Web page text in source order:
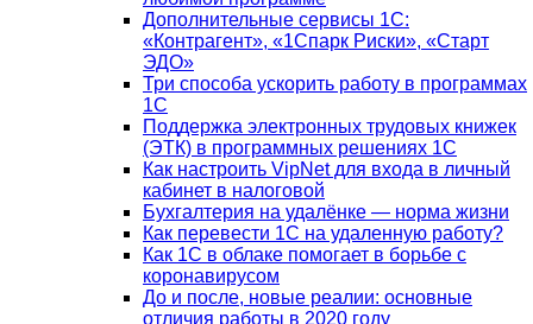
Дополнительные сервисы 1С:
«Контрагент», «1Спарк Риски», «Старт
ЭДО»
Три способа ускорить работу в программах
1С
Поддержка электронных трудовых книжек
(ЭТК) в программных решениях 1С
Как настроить VipNet для входа в личный
кабинет в налоговой
Бухгалтерия на удалёнке — норма жизни
Как перевести 1С на удаленную работу?
Как 1С в облаке помогает в борьбе с
коронавирусом
До и после, новые реалии: основные
отличия работы в 2020 году